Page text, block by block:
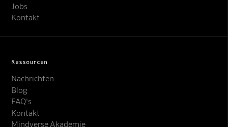
Online · KI-Assistent
Jobs
Kontakt
Ressourcen
Nachrichten
Blog
FAQ's
Kontakt
Mindverse Akademie